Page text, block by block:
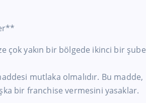
çok yakın bir bölgede ikinci bir şube
mutlaka olmalıdır. Bu madde,
bir franchise vermesini yasaklar.